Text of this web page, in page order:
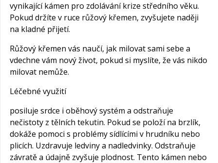
vynikající kámen pro zdolávání krize středního věku.
Pokud držíte v ruce růžový křemen, zvyšujete naději
na kladné přijetí.
Růžový křemen vás naučí, jak milovat sami sebe a
vdechne vám nový život, pokud si myslíte, že vás nikdo
milovat nemůže.
Léčebné využití
posiluje srdce i oběhový systém a odstraňuje
nečistoty z tělních tekutin. Pokud se položí na brzlík,
dokáže pomoci s problémy sídlícími v hrudníku nebo
plicích. Uzdravuje ledviny a nadledvinky. Odstraňuje
závratě a údajně zvyšuje plodnost. Tento kámen nebo